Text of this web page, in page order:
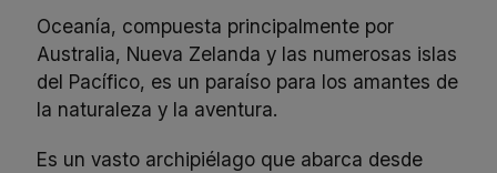
Oceanía, compuesta principalmente por
Australia, Nueva Zelanda y las numerosas islas
del Pacífico, es un paraíso para los amantes de
la naturaleza y la aventura.
Es un vasto archipiélago que abarca desde